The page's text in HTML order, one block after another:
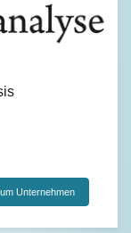
Unternehmen